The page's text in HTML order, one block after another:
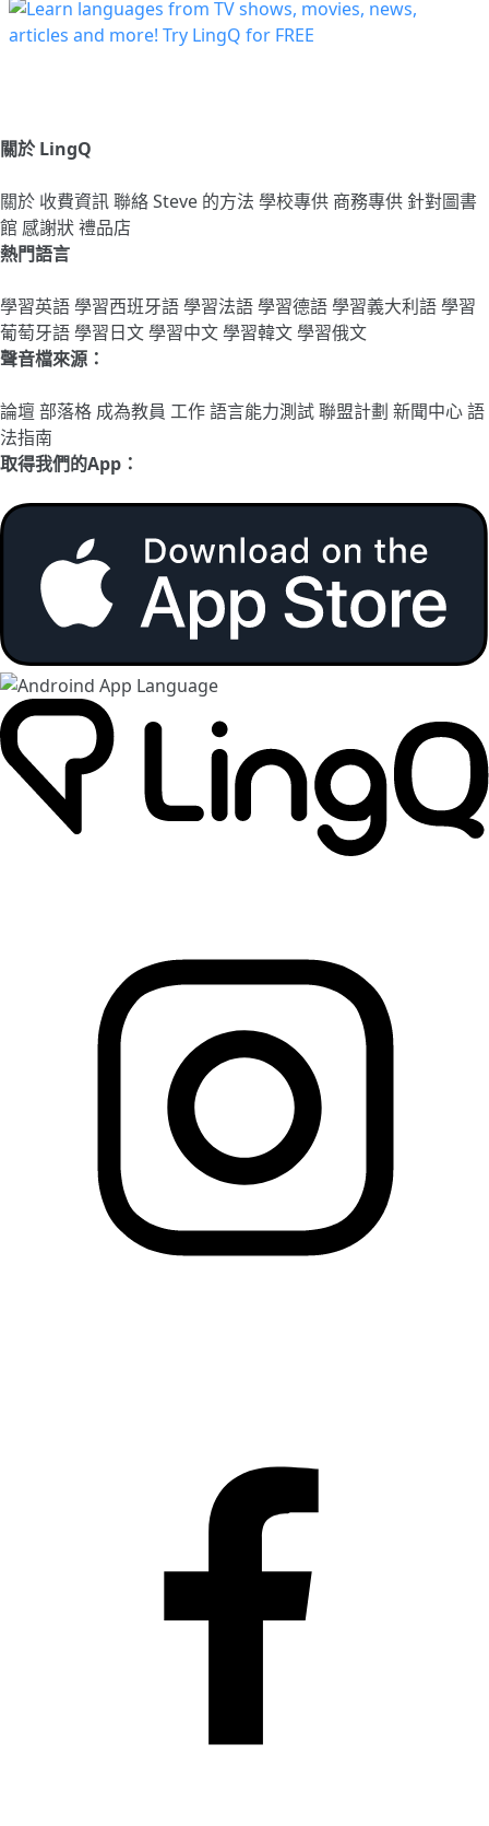
關於 LingQ
關於 收費資訊聯絡Steve 的方法 學校專供 商務專供 針對圖書
館 感謝狀禮品店
熱門語言
學習英語學習西班牙語學習法語學習德語學習義大利語學習
葡萄牙語學習日文學習中文學習韓文學習俄文
聲音檔來源：
論壇部落格 成為教員 工作語言能力測試聯盟計劃 新聞中心語
法指南
取得我們的App：